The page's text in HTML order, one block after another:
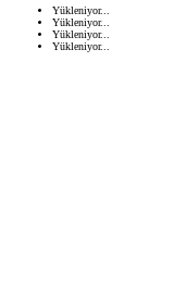
Yükleniyor...
Yükleniyor...
Yükleniyor...
Yükleniyor...